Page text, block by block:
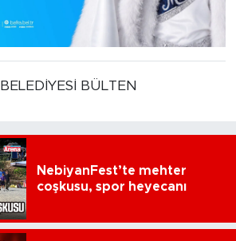
BÜLTEN
NebiyanFest’te mehter
coşkusu, spor heyecanı